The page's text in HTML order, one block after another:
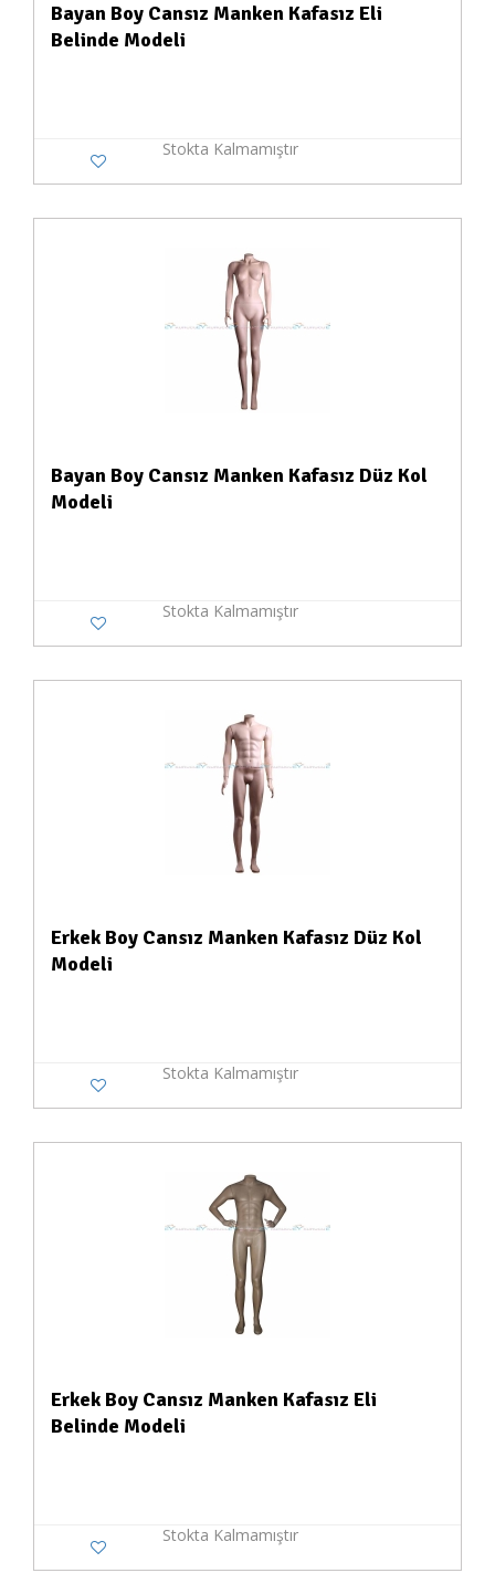
Bayan Boy Cansız Manken Kafasız Eli
Belinde Modeli
Stokta Kalmamıştır
Bayan Boy Cansız Manken Kafasız Düz Kol
Modeli
Stokta Kalmamıştır
Erkek Boy Cansız Manken Kafasız Düz Kol
Modeli
Stokta Kalmamıştır
Erkek Boy Cansız Manken Kafasız Eli
Belinde Modeli
Stokta Kalmamıştır